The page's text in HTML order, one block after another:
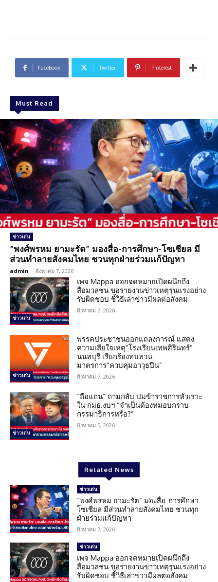
Facebook Twitter Pinterest
Must Read
ข่าวเด่น
“พงศ์พรหม ยามะรัต” มองสื่อ-การศึกษา-โซเชียล มี
ส่วนทำลายสังคมไทย ชวนทุกฝ่ายร่วมแก้ปัญหา
admin - สิงหาคม 7, 2026
ข่าวเด่น
เพจ Mappa ออกจดหมายเปิดผนึกถึง
สื่อมวลชน ขอรายงานข่าวเหตุรุนแรงอย่าง
รับผิดชอบ ชี้วิธีเล่าข่าวมีผลต่อสังคม
สิงหาคม 7, 2026
ข่าวเด่น
พรรคประชาชนออกแถลงการณ์ แสดง
ความเสียใจเหตุ”โรงเรียนเทพศิรินทร์”
นนทบุรี เรียกร้องทบทวน
มาตรการ”ควบคุมอาวุธปืน”
สิงหาคม 7, 2026
ข่าวเด่น
“ถือแถน” ถามกลับ ปมข้าราชการหัวเราะ
ใน กมธ.งบฯ “จำเป็นต้องหมอบกราบ
กรรมาธิการหรือ?”
สิงหาคม 5, 2026
Related News
ข่าวเด่น
“พงศ์พรหม ยามะรัต” มองสื่อ-การศึกษา-
โซเชียล มีส่วนทำลายสังคมไทย ชวนทุก
ฝ่ายร่วมแก้ปัญหา
สิงหาคม 7, 2026
ข่าวเด่น
เพจ Mappa ออกจดหมายเปิดผนึกถึง
สื่อมวลชน ขอรายงานข่าวเหตุรุนแรงอย่าง
รับผิดชอบ ชี้วิธีเล่าข่าวมีผลต่อสังคม